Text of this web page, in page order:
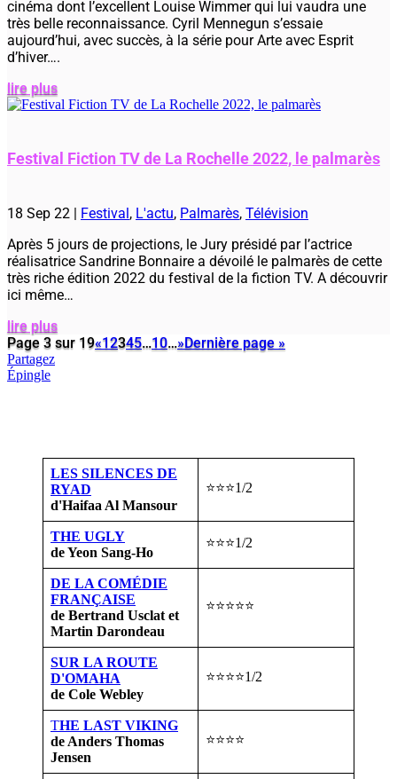
cinéma dont l’excellent Louise Wimmer qui lui vaudra une
très belle reconnaissance. Cyril Mennegun s’essaie
aujourd’hui, avec succès, à la série pour Arte avec Esprit
d’hiver….
lire plus
Festival Fiction TV de La Rochelle 2022, le palmarès
18 Sep 22 | Festival, L'actu, Palmarès, Télévision
Après 5 jours de projections, le Jury présidé par l’actrice
réalisatrice Sandrine Bonnaire a dévoilé le palmarès de cette
très riche édition 2022 du festival de la fiction TV. A découvrir
ici même…
lire plus
Page 3 sur 19«12345…10…»Dernière page »
Partagez
Épingle
LES SILENCES DE
RYAD
d'Haifaa Al Mansour
⭐⭐⭐1/2
THE UGLY
de Yeon Sang-Ho
⭐⭐⭐1/2
DE LA COMÉDIE
FRANÇAISE
de Bertrand Usclat et
Martin Darondeau
⭐⭐⭐⭐⭐
SUR LA ROUTE
D'OMAHA
de Cole Webley
⭐⭐⭐⭐1/2
THE LAST VIKING
de Anders Thomas
Jensen
⭐⭐⭐⭐